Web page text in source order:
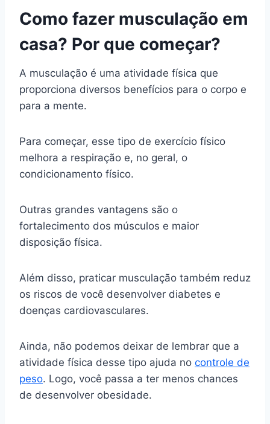
Como fazer musculação em
casa? Por que começar?
A musculação é uma atividade física que
proporciona diversos benefícios para o corpo e
para a mente.
Para começar, esse tipo de exercício físico
melhora a respiração e, no geral, o
condicionamento físico.
Outras grandes vantagens são o
fortalecimento dos músculos e maior
disposição física.
Além disso, praticar musculação também reduz
os riscos de você desenvolver diabetes e
doenças cardiovasculares.
Ainda, não podemos deixar de lembrar que a
atividade física desse tipo ajuda no controle de
peso. Logo, você passa a ter menos chances
de desenvolver obesidade.